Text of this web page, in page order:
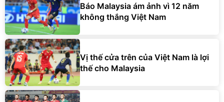
Báo Malaysia ám ảnh vì 12 năm
không thắng Việt Nam
Vị thế cửa trên của Việt Nam là lợi
thế cho Malaysia